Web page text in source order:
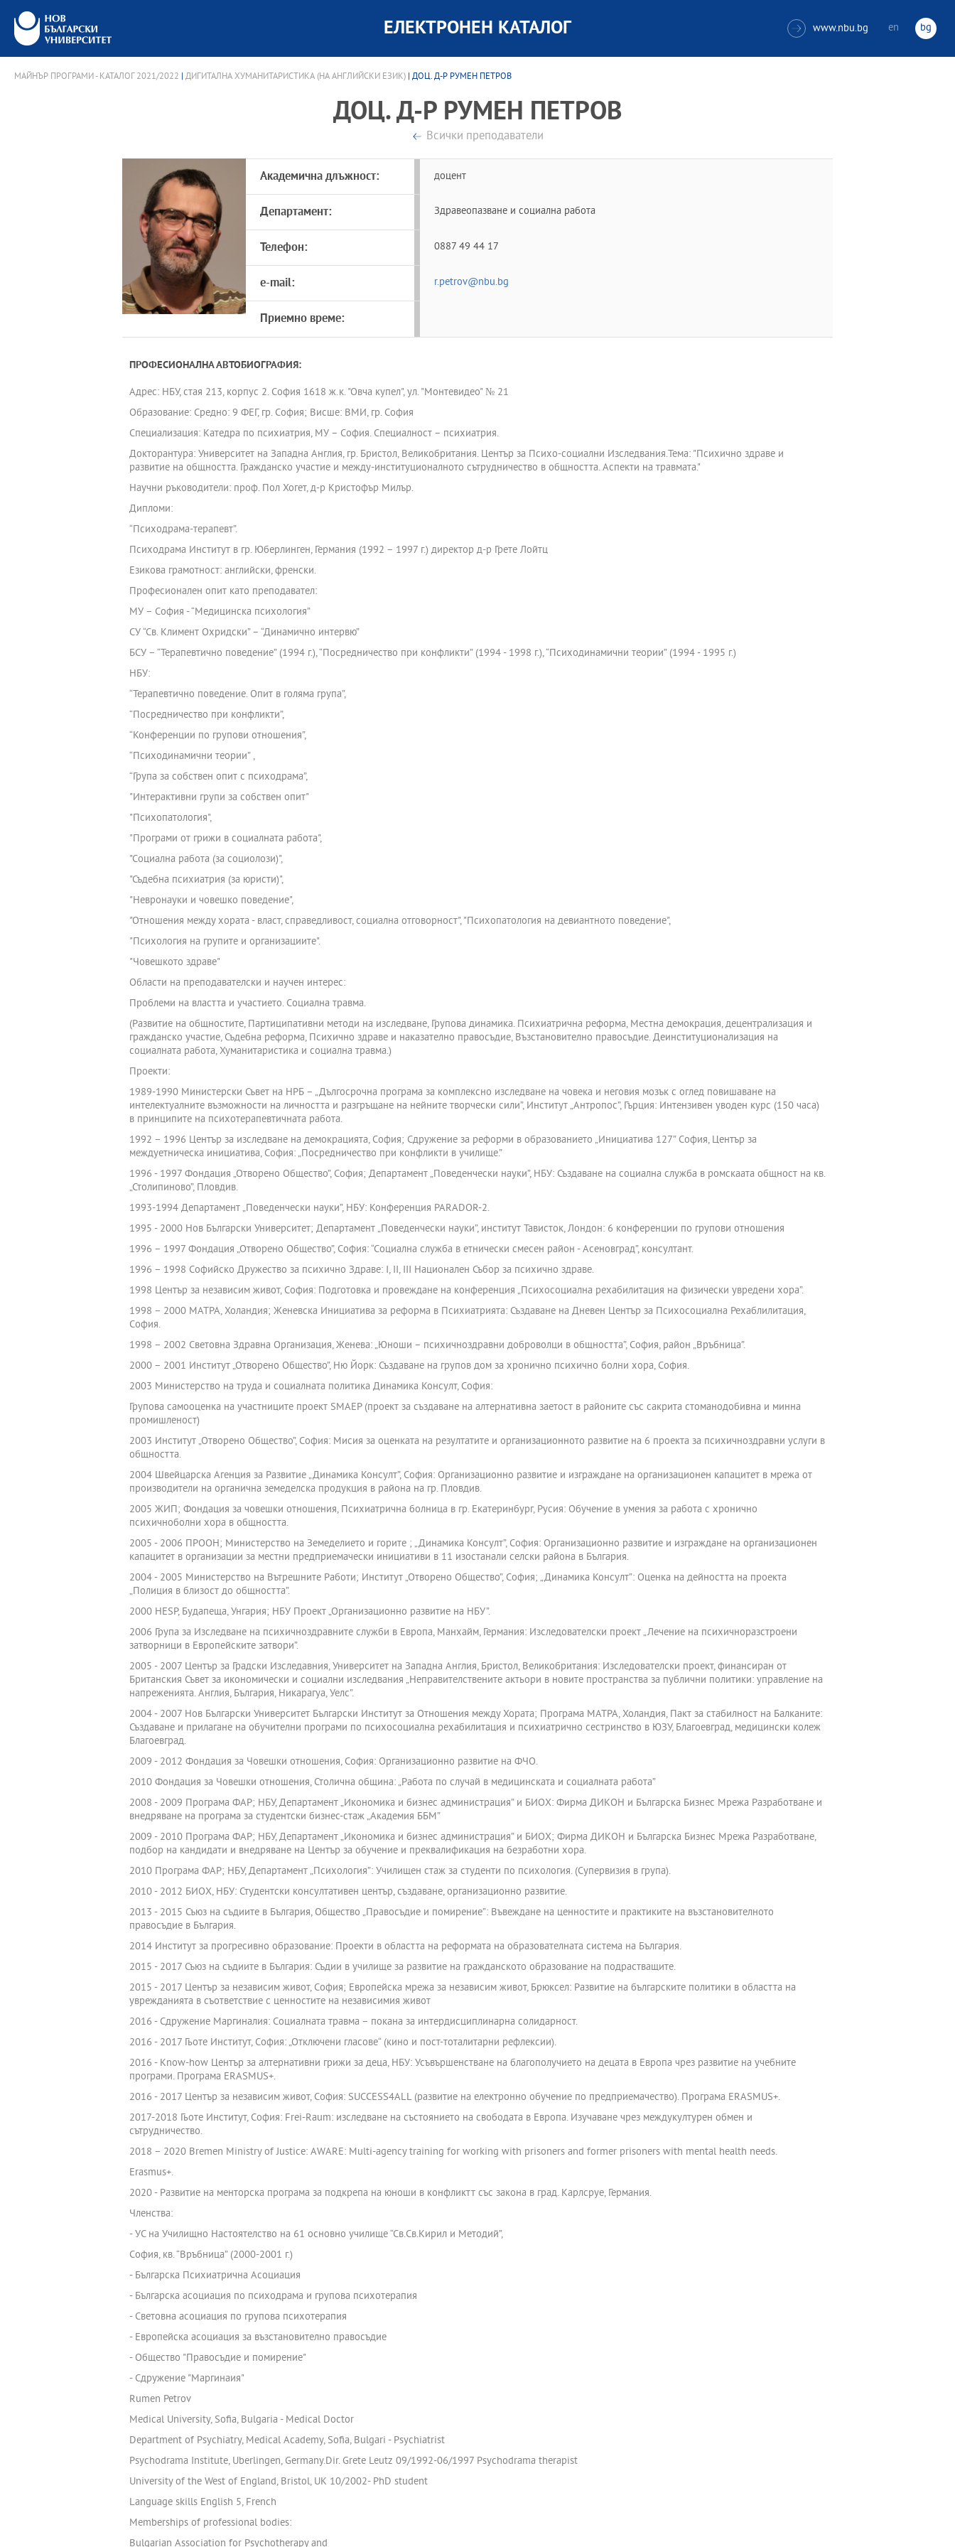
ЕЛЕКТРОНЕН КАТАЛОГ  www.nbu.bg en bg
МАЙНЪР ПРОГРАМИ - КАТАЛОГ 2021/2022 ДИГИТАЛНА ХУМАНИТАРИСТИКА (НА АНГЛИЙСКИ ЕЗИК) | ДОЦ. Д-Р РУМЕН ПЕТРОВ
ДОЦ. Д-Р РУМЕН ПЕТРОВ
Всички преподаватели
Академична длъжност: доцент
Департамент: Здравеопазване и социална работа
Телефон: 0887 49 44 17
e-mail: r.petrov@nbu.bg
Приемно време:
ПРОФЕСИОНАЛНА АВТОБИОГРАФИЯ:
Адрес: НБУ, стая 213, корпус 2. София 1618 ж.к. "Овча купел", ул. "Монтевидео" № 21
Образование: Средно: 9 ФЕГ, гр. София; Висше: ВМИ, гр. София
Специализация: Катедра по психиатрия, МУ – София. Специалност – психиатрия.
Докторантура: Университет на Западна Англия, гр. Бристол, Великобритания. Център за Психо-социални Изследвания.Тема: "Психично здраве и
развитие на общността. Гражданско участие и между-институционалното сътрудничество в общността. Аспекти на травмата."
Научни ръководители: проф. Пол Хогет, д-р Кристофър Милър.
Дипломи:
“Психодрама-терапевт”.
Психодрама Институт в гр. Юберлинген, Германия (1992 – 1997 г.) директор д-р Грете Лойтц
Езикова грамотност: английски, френски.
Професионален опит като преподавател:
МУ – София - “Медицинска психология”
СУ “Св. Климент Охридски” – “Динамично интервю”
БСУ – “Терапевтично поведение” (1994 г.), “Посредничество при конфликти” (1994 - 1998 г.), “Психодинамични теории” (1994 - 1995 г.)
НБУ:
“Терапевтично поведение. Опит в голяма група”,
“Посредничество при конфликти”,
“Конференции по групови отношения”,
“Психодинамични теории” ,
“Група за собствен опит с психодрама”,
"Интерактивни групи за собствен опит"
"Психопатология",
"Програми от грижи в социалната работа",
"Социална работа (за социолози)",
"Съдебна психиатрия (за юристи)",
"Невронауки и човешко поведение",
"Отношения между хората - власт, справедливост, социална отговорност", "Психопатология на девиантното поведение",
"Психология на групите и организациите".
"Човешкото здраве"
Области на преподавателски и научен интерес:
Проблеми на властта и участието. Социална травма.
(Развитие на общностите, Партиципативни методи на изследване, Групова динамика. Психиатрична реформа, Местна демокрация, децентрализация и
гражданско участие, Съдебна реформа, Психично здраве и наказателно правосъдие, Възстановително правосъдие. Деинституционализация на
социалната работа, Хуманитаристика и социална травма.)
Проекти:
1989-1990 Министерски Съвет на НРБ – „Дългосрочна програма за комплексно изследване на човека и неговия мозък с оглед повишаване на
интелектуалните възможности на личността и разгръщане на нейните творчески сили”, Институт „Антропос”, Гърция: Интензивен уводен курс (150 часа)
в принципите на психотерапевтичната работа.
1992 – 1996 Център за изследване на демокрацията, София; Сдружение за реформи в образованието „Инициатива 127” София, Център за
междуетническа инициатива, София: „Посредничество при конфликти в училище.”
1996 - 1997 Фондация „Отворено Общество”, София; Департамент „Поведенчески науки”, НБУ: Създаване на социална служба в ромскаата общност на кв.
„Столипиново”, Пловдив.
1993-1994 Департамент „Поведенчески науки”, НБУ: Конференция PARADOR-2.
1995 - 2000 Нов Български Университет; Департамент „Поведенчески науки”, институт Тависток, Лондон: 6 конференции по групови отношения
1996 – 1997 Фондация „Отворено Общество”, София: “Социална служба в етнически смесен район - Асеновград”, консултант.
1996 – 1998 Софийско Дружество за психично Здраве: І, ІІ, ІІІ Национален Събор за психично здраве.
1998 Център за независим живот, София: Подготовка и провеждане на конференция „Психосоциална рехабилитация на физически увредени хора”.
1998 – 2000 МАТРА, Холандия; Женевска Инициатива за реформа в Психиатрията: Създаване на Дневен Център за Психосоциална Рехаблилитация,
София.
1998 – 2002 Световна Здравна Организация, Женева: „Юноши – психичноздравни доброволци в общността”, София, район „Връбница”.
2000 – 2001 Институт „Отворено Общество”, Ню Йорк: Създаване на групов дом за хронично психично болни хора, София.
2003 Министерство на труда и социалната политика Динамика Консулт, София:
Групова самооценка на участниците проект SMAEP (проект за създаване на алтернативна заетост в районите със сакрита стоманодобивна и минна
промишленост)
2003 Институт „Отворено Общество”, София: Мисия за оценката на резултатите и организационното развитие на 6 проекта за психичноздравни услуги в
общността.
2004 Швейцарска Агенция за Развитие „Динамика Консулт”, София: Организационно развитие и изграждане на организационен капацитет в мрежа от
производители на органична земеделска продукция в района на гр. Пловдив.
2005 ЖИП; Фондация за човешки отношения, Психиатрична болница в гр. Екатеринбург, Русия: Обучение в умения за работа с хронично
психичноболни хора в общността.
2005 - 2006 ПРООН; Министерство на Земеделието и горите ; „Динамика Консулт”, София: Организационно развитие и изграждане на организационен
капацитет в организации за местни предприемачески инициативи в 11 изостанали селски района в България.
2004 - 2005 Министерство на Вътрешните Работи; Институт „Отворено Общество”, София; „Динамика Консулт”: Оценка на дейността на проекта
„Полиция в близост до общността”.
2000 HESP, Будапеща, Унгария; НБУ Проект „Организационно развитие на НБУ”.
2006 Група за Изследване на психичноздравните служби в Европа, Манхайм, Германия: Изследователски проект „Лечение на психичноразстроени
затворници в Европейските затвори”.
2005 - 2007 Център за Градски Изследавния, Университет на Западна Англия, Бристол, Великобритания: Изследователски проект, финансиран от
Британския Съвет за икономически и социални изследвания „Неправителствените актьори в новите пространства за публични политики: управление на
напреженията. Англия, България, Никарагуа, Уелс”.
2004 - 2007 Нов Български Университет Български Институт за Отношения между Хората; Програма МАТРА, Холандия, Пакт за стабилност на Балканите:
Създаване и прилагане на обучителни програми по психосоциална рехабилитация и психиатрично сестринство в ЮЗУ, Благоевград, медицински колеж
Благоевград.
2009 - 2012 Фондация за Човешки отношения, София: Организационно развитие на ФЧО.
2010 Фондация за Човешки отношения, Столична община: „Работа по случай в медицинската и социалната работа”
2008 - 2009 Програма ФАР; НБУ, Департамент „Икономика и бизнес администрация” и БИОХ: Фирма ДИКОН и Българска Бизнес Мрежа Разработване и
внедряване на програма за студентски бизнес-стаж „Академия ББМ”
2009 - 2010 Програма ФАР; НБУ, Департамент „Икономика и бизнес администрация” и БИОХ; Фирма ДИКОН и Българска Бизнес Мрежа Разработване,
подбор на кандидати и внедряване на Център за обучение и преквалификация на безработни хора.
2010 Програма ФАР; НБУ, Департамент „Психология”: Училищен стаж за студенти по психология. (Супервизия в група).
2010 - 2012 БИОХ, НБУ: Студентски консултативен център, създаване, организационно развитие.
2013 - 2015 Съюз на съдиите в България, Общество „Правосъдие и помирение”: Въвеждане на ценностите и практиките на възстановителното
правосъдие в България.
2014 Институт за прогресивно образование: Проекти в областта на реформата на образователната система на България.
2015 - 2017 Съюз на съдиите в България: Съдии в училище за развитие на гражданското образование на подрастващите.
2015 - 2017 Център за независим живот, София; Европейска мрежа за независим живот, Брюксел: Развитие на българските политики в областта на
уврежданията в съответствие с ценностите на независимия живот
2016 - Сдружение Маргиналия: Социалната травма – покана за интердисциплинарна солидарност.
2016 - 2017 Гьоте Институт, София: „Отключени гласове“ (кино и пост-тоталитарни рефлексии).
2016 - Know-how Център за алтернативни грижи за деца, НБУ: Усъвършенстване на благополучието на децата в Европа чрез развитие на учебните
програми. Програма ERASMUS+.
2016 - 2017 Център за независим живот, София: SUCCESS4ALL (развитие на електронно обучение по предприемачество). Програма ERASMUS+.
2017-2018 Гьоте Институт, София: Frei-Raum: изследване на състоянието на свободата в Европа. Изучаване чрез междукултурен обмен и
сътрудничество.
2018 – 2020 Bremen Ministry of Justice: AWARE: Multi-agency training for working with prisoners and former prisoners with mental health needs.
Erasmus+.
2020 - Развитие на менторска програма за подкрепа на юноши в конфликтт със закона в град. Карлсруе, Германия.
Членства:
- УС на Училищно Настоятелство на 61 основно училище “Св.Св.Кирил и Методий”,
София, кв. “Връбница” (2000-2001 г.)
- Българска Психиатрична Асоциация
- Българска асоциация по психодрама и групова психотерапия
- Световна асоциация по групова психотерапия
- Европейска асоциация за възстановително правосъдие
- Общество "Правосъдие и помирение"
- Сдружение "Маргинаия"
Rumen Petrov
Medical University, Sofia, Bulgaria - Medical Doctor
Department of Psychiatry, Medical Academy, Sofia, Bulgari - Psychiatrist
Psychodrama Institute, Uberlingen, Germany.Dir. Grete Leutz 09/1992-06/1997 Psychodrama therapist
University of the West of England, Bristol, UK 10/2002- PhD student
Language skills English 5, French
Memberships of professional bodies:
Bulgarian Association for Psychotherapy and